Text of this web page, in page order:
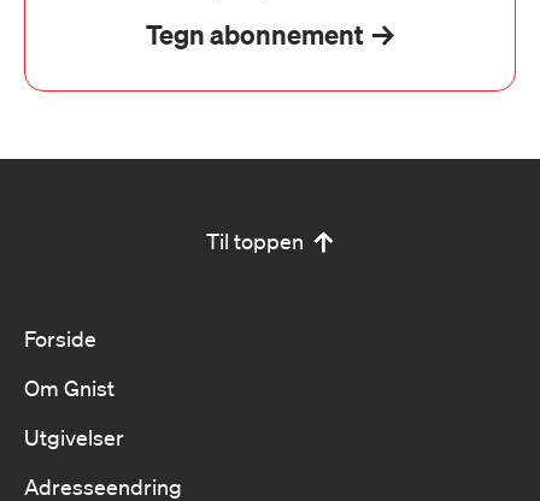
Tegn abonnement
Til toppen
Forside
Om Gnist
Utgivelser
Adresseendring